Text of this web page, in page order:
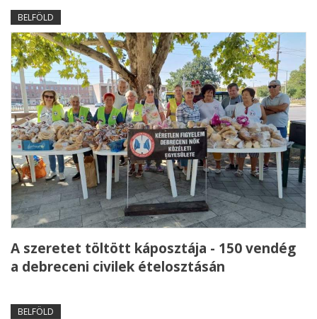
BELFÖLD
A szeretet töltött káposztája - 150 vendég
a debreceni civilek ételosztásán
BELFÖLD